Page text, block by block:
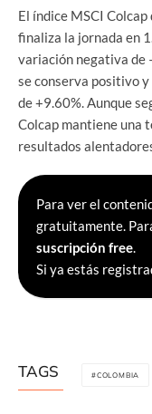
El índice MSCI
finaliza la jornada en
variación negativa de
se conserva positivo
de +9.60%. Aunque
Colcap mantiene una
resultados
Para ver el
gratuitamente.
suscripción free.
Si ya estás
TAGS COLOMBIA